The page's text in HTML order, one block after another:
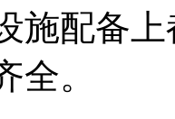
施配备
全。